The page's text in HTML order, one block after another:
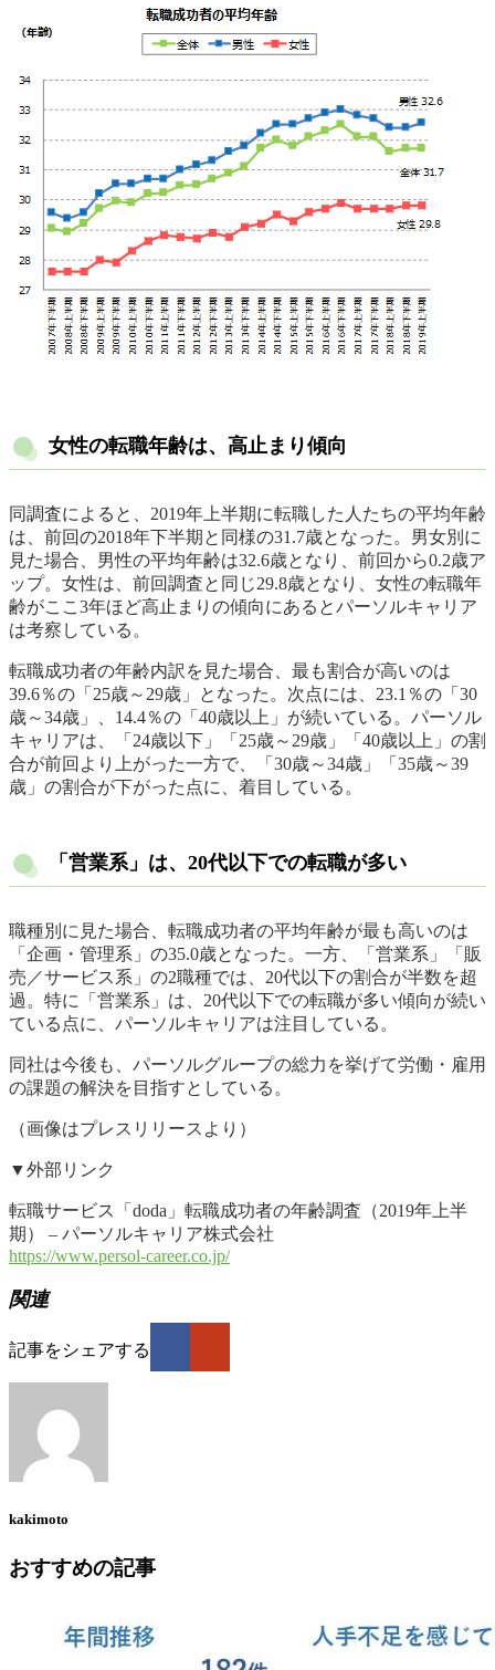
女性の転職年齢は、高止まり傾向
同調査によると、2019年上半期に転職した人たちの平均年齢
は、前回の2018年下半期と同様の31.7歳となった。男女別に
見た場合、男性の平均年齢は32.6歳となり、前回から0.2歳ア
ップ。女性は、前回調査と同じ29.8歳となり、女性の転職年
齢がここ3年ほど高止まりの傾向にあるとパーソルキャリア
は考察している。
転職成功者の年齢内訳を見た場合、最も割合が高いのは
39.6％の「25歳～29歳」となった。次点には、23.1％の「30
歳～34歳」、14.4％の「40歳以上」が続いている。パーソル
キャリアは、「24歳以下」「25歳～29歳」「40歳以上」の割
合が前回より上がった一方で、「30歳～34歳」「35歳～39
歳」の割合が下がった点に、着目している。
「営業系」は、20代以下での転職が多い
職種別に見た場合、転職成功者の平均年齢が最も高いのは
「企画・管理系」の35.0歳となった。一方、「営業系」「販
売／サービス系」の2職種では、20代以下の割合が半数を超
過。特に「営業系」は、20代以下での転職が多い傾向が続い
ている点に、パーソルキャリアは注目している。
同社は今後も、パーソルグループの総力を挙げて労働・雇用
の課題の解決を目指すとしている。
（画像はプレスリリースより）
▼外部リンク
転職サービス「doda」転職成功者の年齢調査（2019年上半
期） – パーソルキャリア株式会社
https://www.persol-career.co.jp/
関連
記事をシェアする
kakimoto
おすすめの記事